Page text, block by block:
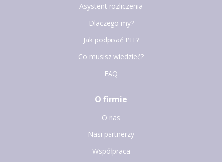
Asystent rozliczenia
Dlaczego my?
Jak podpisać PIT?
Co musisz wiedzieć?
FAQ
O firmie
O nas
Nasi partnerzy
Współpraca